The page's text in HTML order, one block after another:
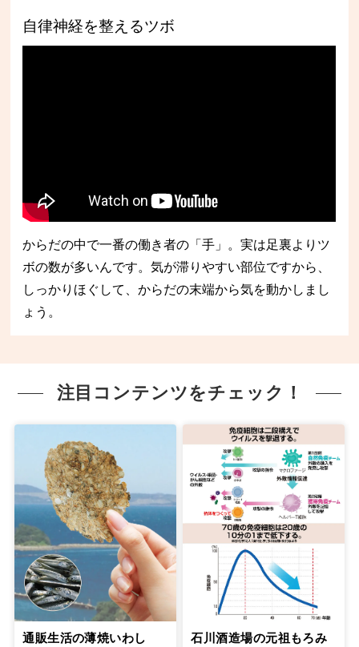
自律神経を整えるツボ
からだの中で一番の働き者の「手」。実は足裏よりツ
ボの数が多いんです。気が滞りやすい部位ですから、
しっかりほぐして、からだの末端から気を動かしまし
ょう。
注目コンテンツをチェック！
通販生活の薄焼いわし
石川酒造場の元祖もろみ